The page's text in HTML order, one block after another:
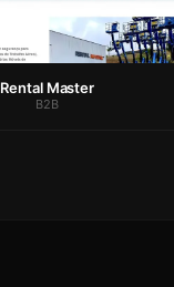
Rental Master
B2B